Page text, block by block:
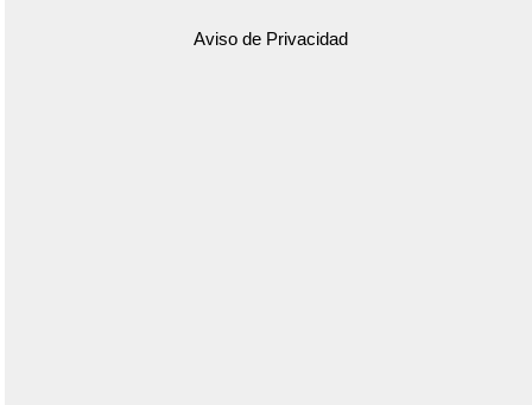
Aviso de Privacidad